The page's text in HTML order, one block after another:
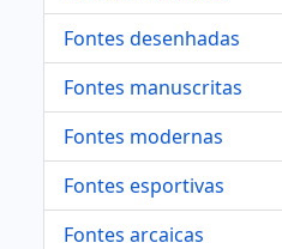
Fontes desenhadas
Fontes manuscritas
Fontes modernas
Fontes esportivas
Fontes arcaicas